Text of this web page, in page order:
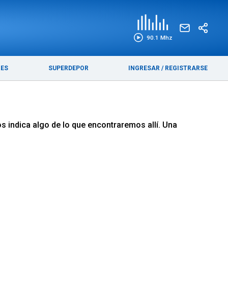
90.1 Mhz
SUPERDEPOR INGRESAR / REGISTRARSE
indica algo de lo que encontraremos allí. Una